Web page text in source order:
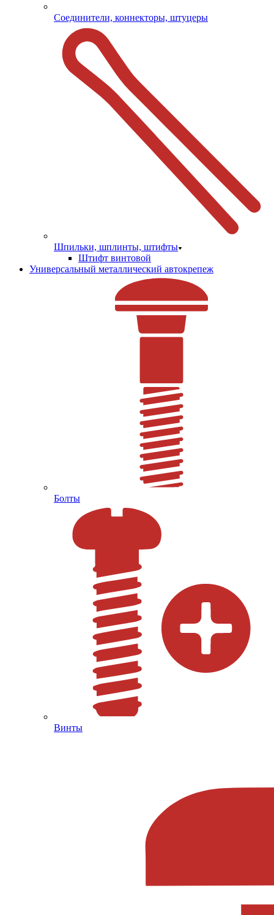
Соединители, коннекторы, штуцеры
Шпильки, шплинты, штифты
Штифт винтовой
Универсальный металлический автокрепеж
Болты
Винты